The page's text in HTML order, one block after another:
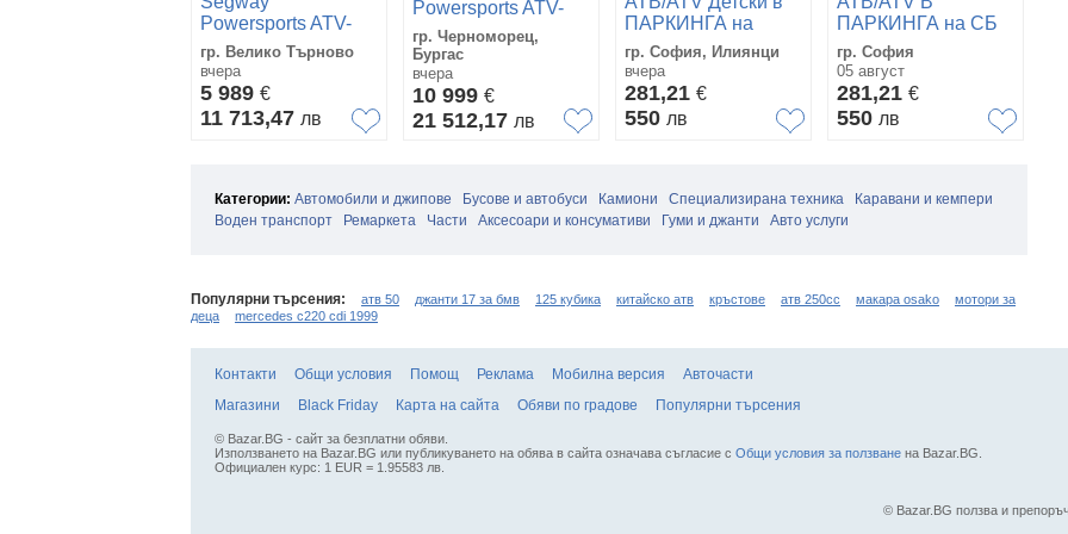
Powersports ATV-
Snarler AT5 L EPS
гр. Велико Търново
вчера
5 989 €
11 713,47 лв
Powersports ATV-
Snarler 1000cc
Limited edition
гр. Черноморец,
Бургас
вчера
10 999 €
21 512,17 лв
ПАРКИНГА на
Стоков базар
Илиянци
гр. София, Илиянци
вчера
281,21 €
550 лв
ПАРКИНГА на СБ
ИЛИЯНЦИ
Електрическо
Детско
гр. София
05 август
281,21 €
550 лв
Категории: Автомобили и джипове Бусове и автобуси Камиони Специализирана техника
Каравани и кемпери
Воден транспорт
Ремаркета Части Аксесоари и консумативи Гуми и джанти Авто услуги
Популярни търсения: атв 50 джанти 17 за бмв 125 кубика китайско атв кръстове атв 250cc макара osako
мотори за
деца
mercedes c220 cdi 1999
Контакти Общи условия Помощ Реклама Мобилна версия
Авточасти
Магазини
Black Friday Карта на сайта Обяви по градове Популярни търсения
© Bazar.BG - сайт за безплатни обяви.
Използването на Bazar.BG или публикуването на обява в сайта означава съгласие с Общи условия за ползване на Bazar.BG.
Официален курс: 1 EUR = 1.95583 лв.
© Bazar.BG ползва и